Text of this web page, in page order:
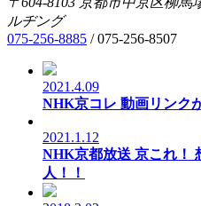
ルヂング
075-256-8885 /075-256-8507
2021.4.09
NHK京コレ 動画リンク
2021.1.12
NHK京都放送 京これ！
人！！